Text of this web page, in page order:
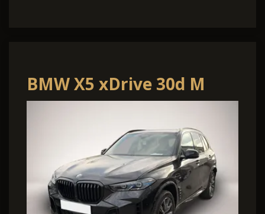
BMW X5 xDrive 30d M
Sport*UPE 112.000¤*Pano